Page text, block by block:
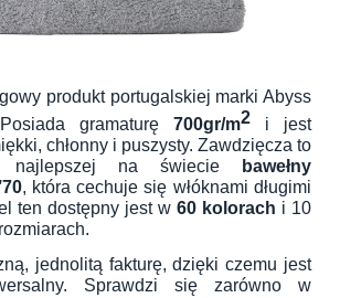
produkt portugalskiej marki Abyss
gramaturę 700gr/m2 i jest
chłonny i puszysty. Zawdzięcza to
najlepszej na świecie
bawełny
, która cechuje się włóknami długimi
ten dostępny jest w 60 kolorach i 10
jednolitą fakturę, dzięki czemu jest
Sprawdzi się zarówno w